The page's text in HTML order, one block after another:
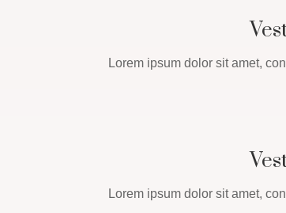
Lorem ipsum dolor sit amet,
Lorem ipsum dolor sit amet,